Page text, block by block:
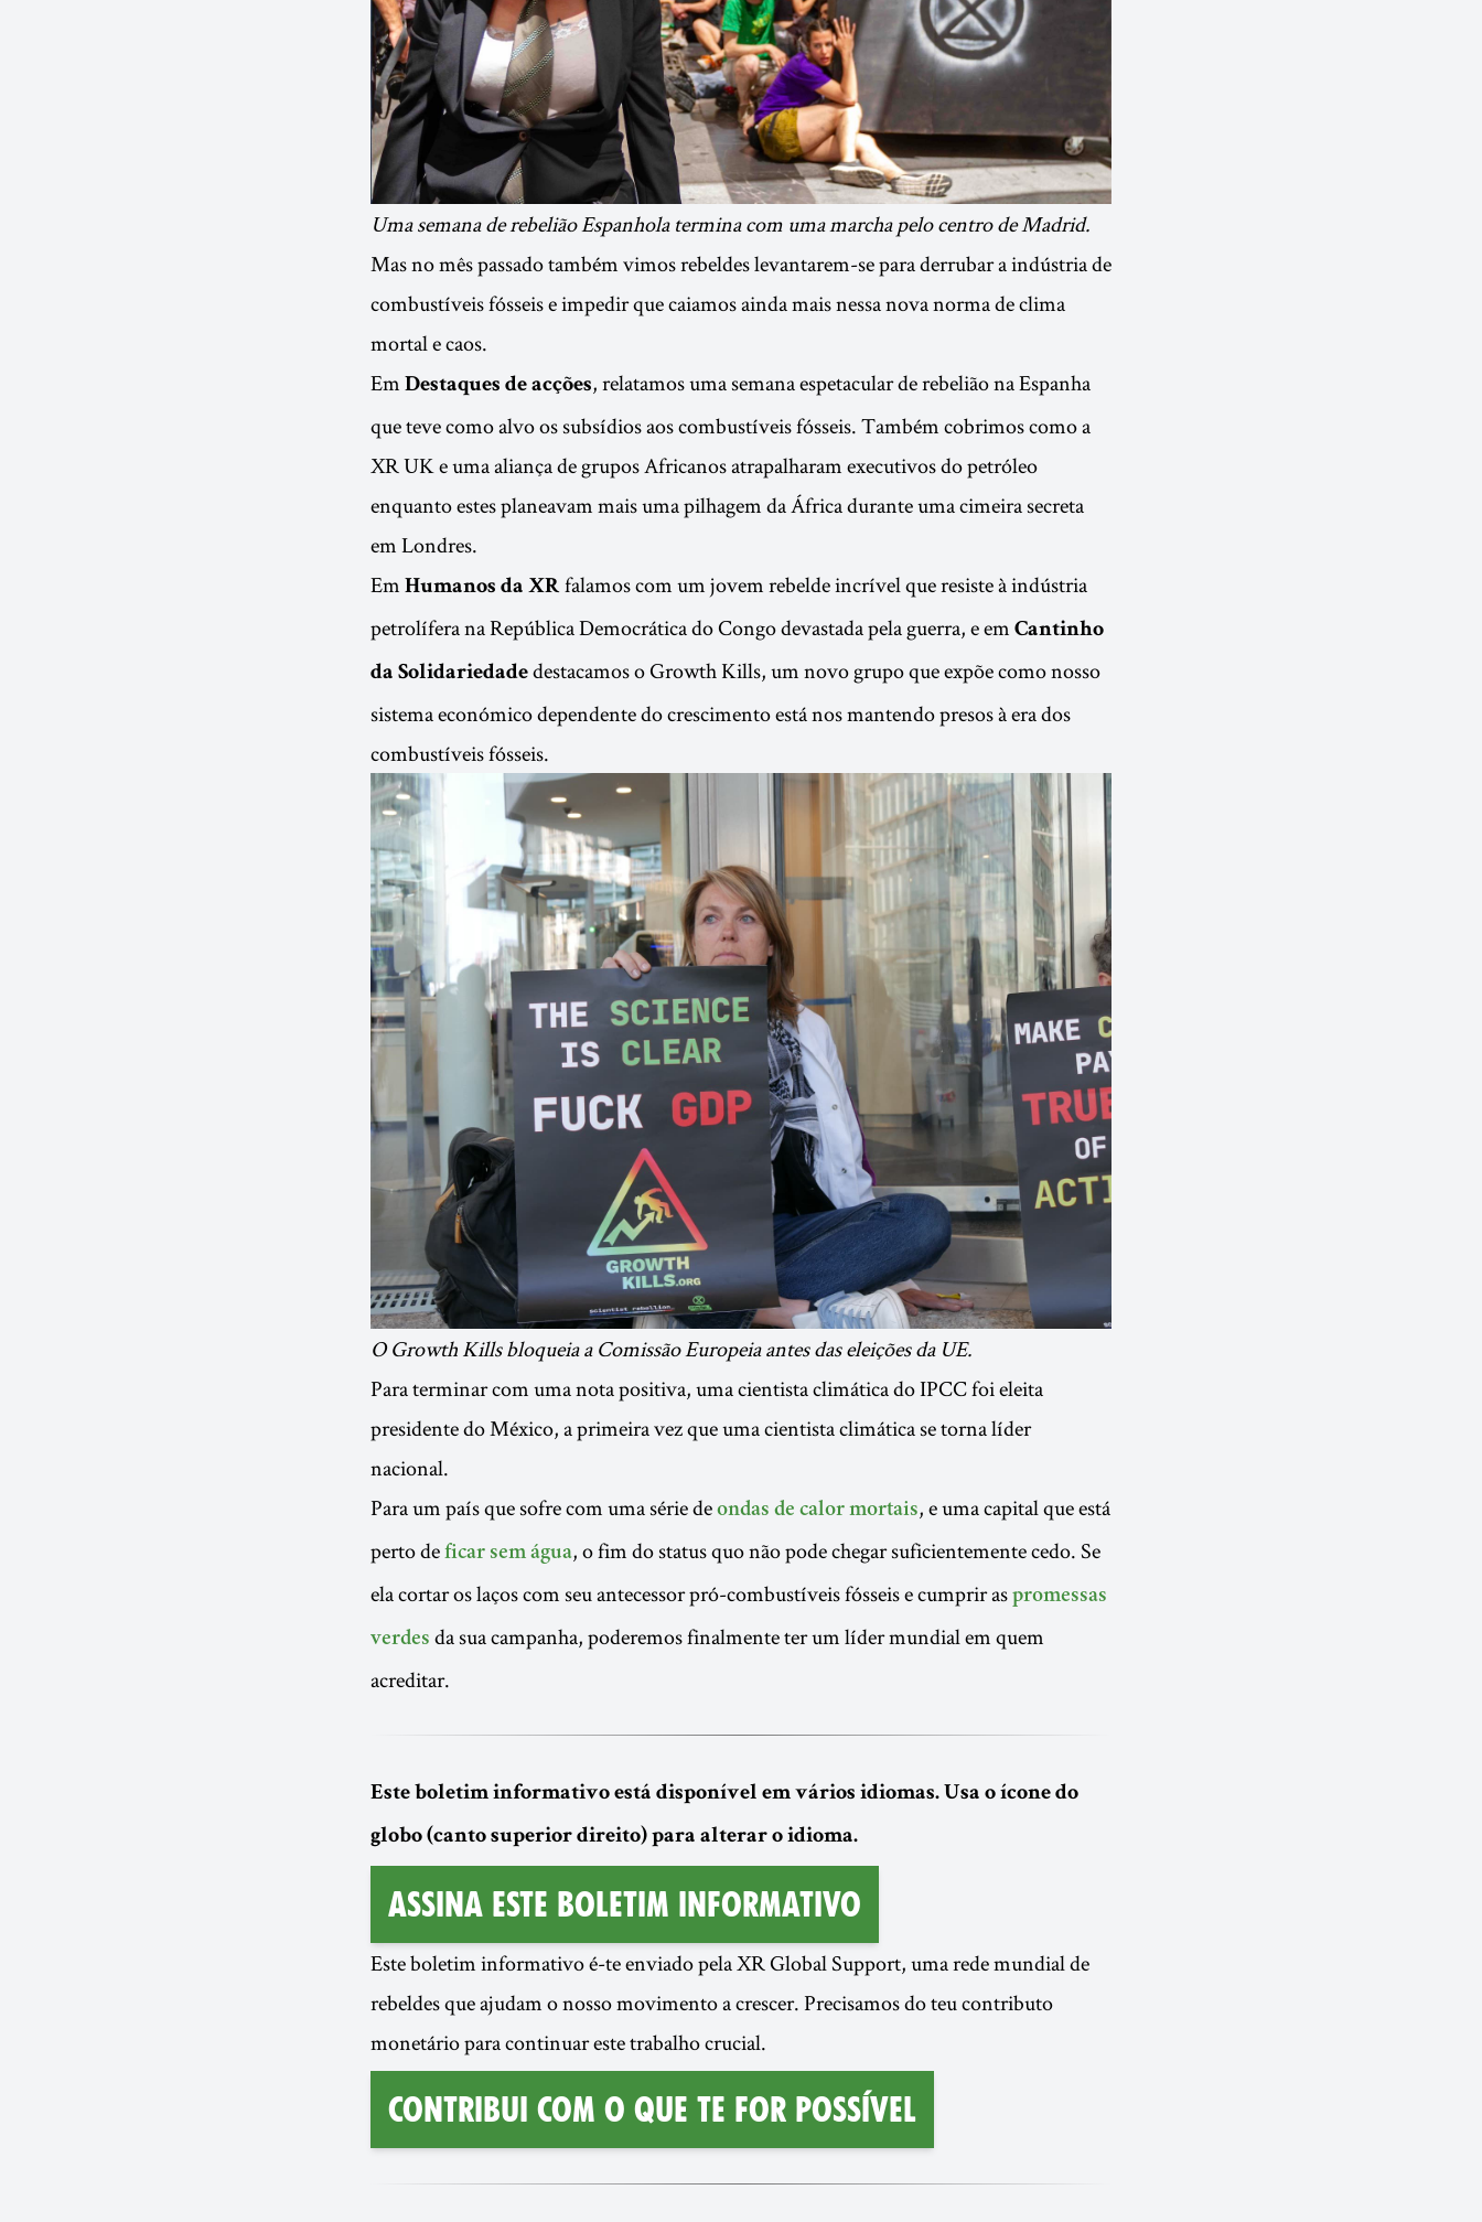
Uma semana de rebelião Espanhola termina com uma marcha pelo centro de Madrid.
Mas no mês passado também vimos rebeldes levantarem-se para derrubar a indústria de
combustíveis fósseis e impedir que caiamos ainda mais nessa nova norma de clima
mortal e caos.
Em Destaques de acções, relatamos uma semana espetacular de rebelião na Espanha
que teve como alvo os subsídios aos combustíveis fósseis. Também cobrimos como a
XR UK e uma aliança de grupos Africanos atrapalharam executivos do petróleo
enquanto estes planeavam mais uma pilhagem da África durante uma cimeira secreta
em Londres.
Em Humanos da XR falamos com um jovem rebelde incrível que resiste à indústria
petrolífera na República Democrática do Congo devastada pela guerra, e em Cantinho
da Solidariedade destacamos o Growth Kills, um novo grupo que expõe como nosso
sistema económico dependente do crescimento está nos mantendo presos à era dos
combustíveis fósseis.
O Growth Kills bloqueia a Comissão Europeia antes das eleições da UE.
Para terminar com uma nota positiva, uma cientista climática do IPCC foi eleita
presidente do México, a primeira vez que uma cientista climática se torna líder
nacional.
Para um país que sofre com uma série de ondas de calor mortais, e uma capital que está
perto de ficar sem água, o fim do status quo não pode chegar suficientemente cedo. Se
ela cortar os laços com seu antecessor pró-combustíveis fósseis e cumprir as promessas
verdes da sua campanha, poderemos finalmente ter um líder mundial em quem
acreditar.
Este boletim informativo está disponível em vários idiomas. Usa o ícone do
globo (canto superior direito) para alterar o idioma.
Assina este Boletim Informativo
Este boletim informativo é-te enviado pela XR Global Support, uma rede mundial de
rebeldes que ajudam o nosso movimento a crescer. Precisamos do teu contributo
monetário para continuar este trabalho crucial.
Contribui com o que te for possível